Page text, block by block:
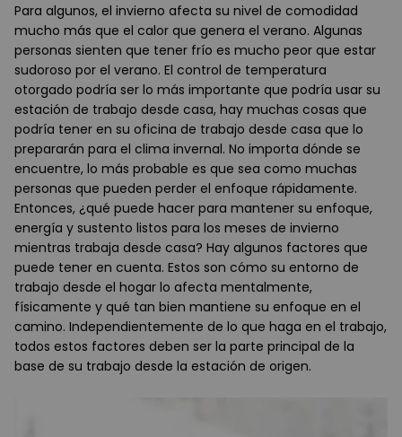
Para algunos, el invierno afecta su nivel de comodidad
mucho más que el calor que genera el verano. Algunas
personas sienten que tener frío es mucho peor que estar
sudoroso por el verano. El control de temperatura
otorgado podría ser lo más importante que podría usar su
estación de trabajo desde casa, hay muchas cosas que
podría tener en su oficina de trabajo desde casa que lo
prepararán para el clima invernal. No importa dónde se
encuentre, lo más probable es que sea como muchas
personas que pueden perder el enfoque rápidamente.
Entonces, ¿qué puede hacer para mantener su enfoque,
energía y sustento listos para los meses de invierno
mientras trabaja desde casa? Hay algunos factores que
puede tener en cuenta. Estos son cómo su entorno de
trabajo desde el hogar lo afecta mentalmente,
físicamente y qué tan bien mantiene su enfoque en el
camino. Independientemente de lo que haga en el trabajo,
todos estos factores deben ser la parte principal de la
base de su trabajo desde la estación de origen.